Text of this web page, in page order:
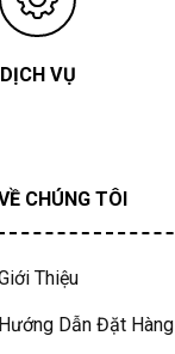
DỊCH VỤ
CHÚNG TÔI
Thiệu
Hướng Dẫn Đặt Hàng